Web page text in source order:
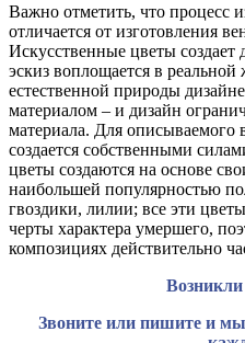
Важно отметить, что процесс
отличается от изготовления
Искусственные цветы создает
эскиз воплощается в
естественной природы
материалом – и дизайн
материала. Для описываемого
создается собственными
цветы создаются на основе
наибольшей популярностью
гвоздики, лилии; все эти
черты характера умершего,
композициях действительно
Звоните или пишите и